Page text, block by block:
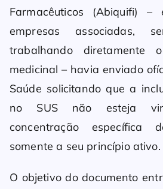
Farmacêuticos (Abiquifi)
empresas associadas,
trabalhando diretamente
medicinal – havia enviado
Saúde solicitando que a
no SUS não esteja
concentração específica
somente a seu princípio ativo.
O objetivo do documento